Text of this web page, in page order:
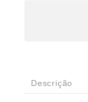
Descrição